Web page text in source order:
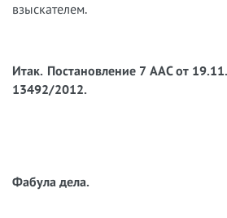
взыскателем.
Итак. Постановление 7 ААС от
13492/2012.
Фабула дела.